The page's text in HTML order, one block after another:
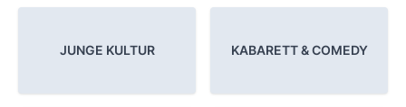
JUNGE KULTUR KABARETT & COMEDY